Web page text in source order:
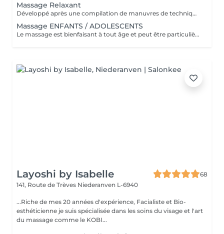
Massage Relaxant
Développé après une compilation de manuvres de techniques millénaires. Avec des mouvements d'allongement profond basés sur des massages de diverses cultures, le Massage Relaxant méthode Renata France favorise l'équilibre entre le corps et l'esprit, soulage les douleurs musculaires et détend le corps dès la première séance. Cette technique procure une sensation immédiate de bien-être et de légèreté.
Massage ENFANTS / ADOLESCENTS
Le massage est bienfaisant à tout âge et peut être particulièrement utile à tous les stades du développement infantile. Stress, surstimulation, anxiété de performance, horaire chargé, pression et écrans omniprésents sont quelques-uns des nombreux défis des enfants. En conséquence les enfants ont besoin de déconnecter pour se calmer et se ressourcer le temps d'un massage. La massothérapeute réalise pour l'enfant un massage relaxant à l'huile de massage neutre. Le praticien se chargera de réaliser les techniques de massage appropriées pour l'enfant, afin qu'il ressente les sensations de bien-être adaptées à son âge. La présence d'un parent dans la salle durant tout le massage est évidemment possible. Le temps de massage est adapté à l'âge de l'enfant ou de l'adolescent.
Layoshi by Isabelle
68
141, Route de Trèves Niederanven L-6940
...Riche de mes 20 années d'expérience, Facialiste et Bio-
esthéticienne je suis spécialisée dans les soins du visage et l'art
du massage comme le KOBI...